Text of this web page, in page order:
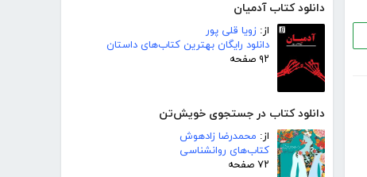
دانلود کتاب آدمیان
از: زویا قلی پور
دانلود رایگان بهترین کتاب‌های داستان
۹۲ صفحه
دانلود کتاب در جستجوی خویش‌تن
از: محمدرضا زادهوش
کتاب‌های روانشناسی
۷۲ صفحه